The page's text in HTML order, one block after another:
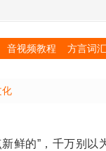
音视频教程 方言词汇
化
鲜的”，千万别